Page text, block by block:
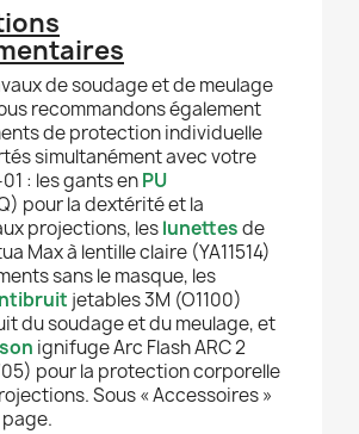
de soudage et de meulage
recommandons également
de protection individuelle
simultanément avec votre
: les gants enPU
pour la dextérité et la
projections, leslunettesde
Max à lentille claire (YA11514)
sans le masque, les
jetables 3M (O1100)
du soudage et du meulage, et
ignifuge Arc Flash ARC 2
pour la protection corporelle
Sous « Accessoires »